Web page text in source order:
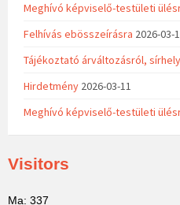
Meghívó képviselő-testületi
Felhívás ebösszeírásra 2026-03-
Tájékoztató árváltozásról,
Hirdetmény 2026-03-11
Meghívó képviselő-testületi
Visitors
Ma: 337